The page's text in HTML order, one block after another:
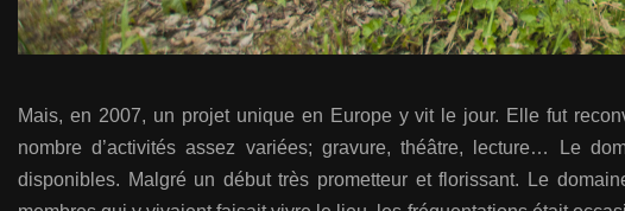
Mais, en 2007, un projet unique en Europe y vit le jour. Elle fut
nombre d’activités assez variées; gravure, théâtre, lecture… Le
disponibles. Malgré un début très prometteur et florissant. Le